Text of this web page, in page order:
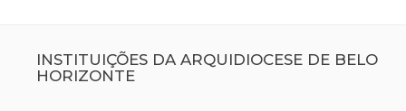
INSTITUIÇÕES DA ARQUIDIOCESE DE BELO
HORIZONTE